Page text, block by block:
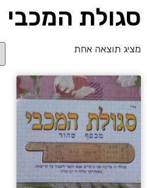
סגולת המכבי
מציג תוצאה אחת